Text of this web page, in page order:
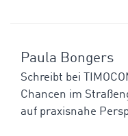
Paula Bongers
Schreibt bei
Chancen im
auf praxisnahe